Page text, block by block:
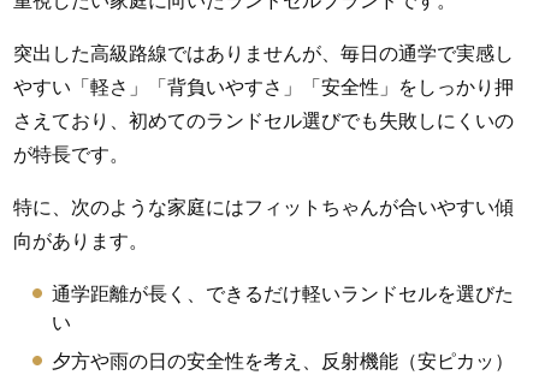
突出した高級路線ではありませんが、毎日の通学で実感し
やすい「軽さ」「背負いやすさ」「安全性」をしっかり押
さえており、初めてのランドセル選びでも失敗しにくいの
が特長です。
特に、次のような家庭にはフィットちゃんが合いやすい傾
向があります。
通学距離が長く、できるだけ軽いランドセルを選びた
い
夕方や雨の日の安全性を考え、反射機能（安ピカッ）